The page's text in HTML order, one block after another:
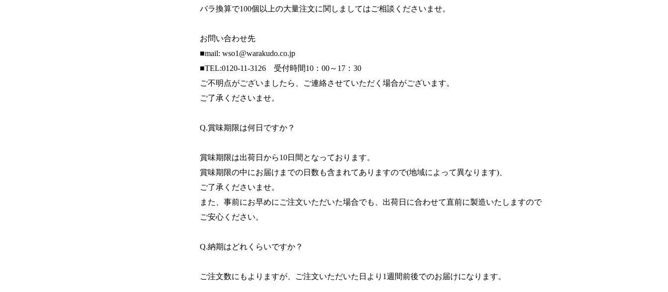
バラ換算で100個以上の大量注文に関しましてはご相談くださいませ。
お問い合わせ先
■mail: wso1@warakudo.co.jp
■TEL:0120-11-3126 受付時間10：00～17：30
ご不明点がございましたら、ご連絡させていただく場合がございます。
ご了承くださいませ。
Q.賞味期限は何日ですか？
賞味期限は出荷日から10日間となっております。
賞味期限の中にお届けまでの日数も含まれてありますので(地域によって異なります)、
ご了承くださいませ。
また、事前にお早めにご注文いただいた場合でも、出荷日に合わせて直前に製造いたしますので
ご安心ください。
Q.納期はどれくらいですか？
ご注文数にもよりますが、ご注文いただいた日より1週間前後でのお届けになります。